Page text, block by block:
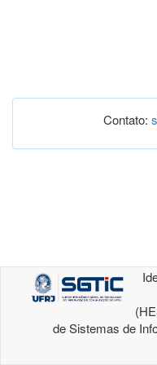
Contato:
de Sistemas de